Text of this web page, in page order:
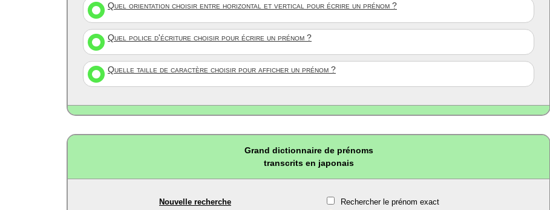
Quel orientation choisir entre horizontal et vertical pour écrire un prénom ?
Quel police d'écriture choisir pour écrire un prénom ?
Quelle taille de caractère choisir pour afficher un prénom ?
Grand dictionnaire de prénoms
transcrits en japonais
Nouvelle recherche
Rechercher le prénom exact